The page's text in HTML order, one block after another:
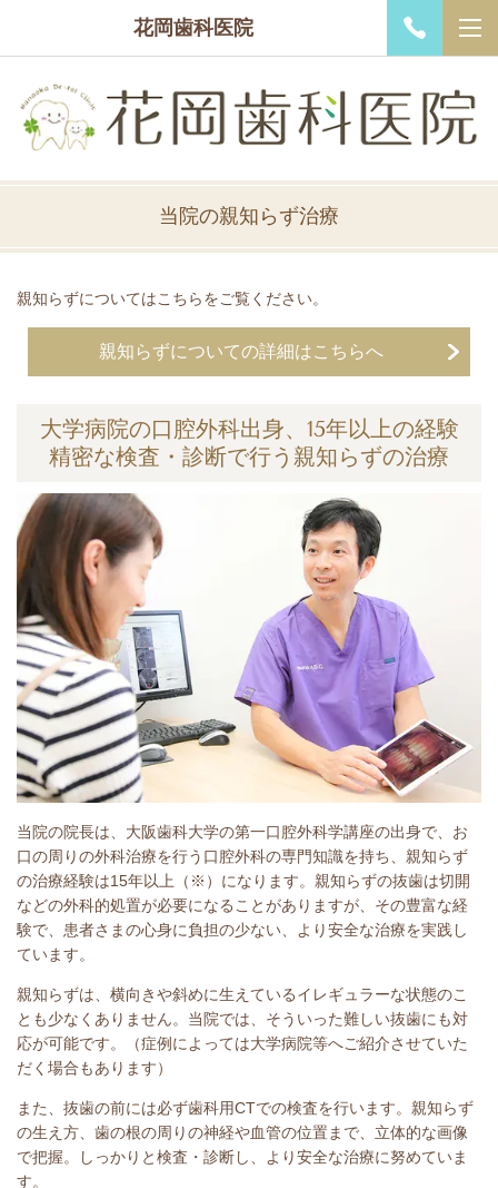
花岡歯科医院
当院の親知らず治療
親知らずについてはこちらをご覧ください。
親知らずについての詳細はこちらへ
大学病院の口腔外科出身、15年以上の経験
精密な検査・診断で行う親知らずの治療
当院の院長は、大阪歯科大学の第一口腔外科学講座の出身で、お
口の周りの外科治療を行う口腔外科の専門知識を持ち、親知らず
の治療経験は15年以上（※）になります。親知らずの抜歯は切開
などの外科的処置が必要になることがありますが、その豊富な経
験で、患者さまの心身に負担の少ない、より安全な治療を実践し
ています。
親知らずは、横向きや斜めに生えているイレギュラーな状態のこ
とも少なくありません。当院では、そういった難しい抜歯にも対
応が可能です。（症例によっては大学病院等へご紹介させていた
だく場合もあります）
また、抜歯の前には必ず歯科用CTでの検査を行います。親知らず
の生え方、歯の根の周りの神経や血管の位置まで、立体的な画像
で把握。しっかりと検査・診断し、より安全な治療に努めていま
す。